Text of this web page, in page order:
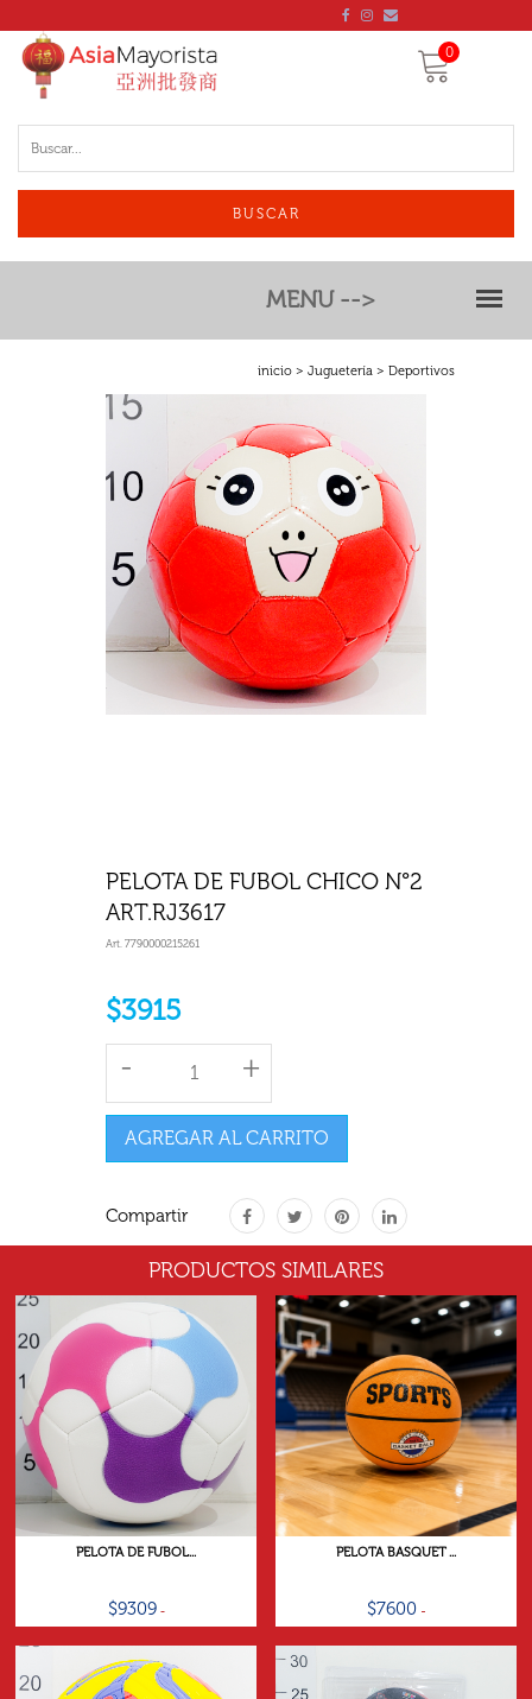
0
BUSCAR
MENU -->
inicio > Juguetería > Deportivos
PELOTA DE FUBOL CHICO N°2
ART.RJ3617
Art. 7790000215261
$3915
- +
AGREGAR AL CARRITO
Compartir
PRODUCTOS SIMILARES
PELOTA DE FUBOL...
$9309
PELOTA BASQUET ...
$7600